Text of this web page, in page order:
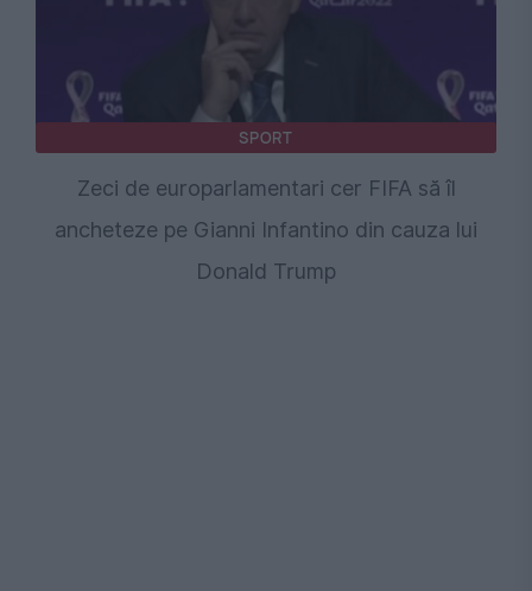
SPORT
Zeci de europarlamentari cer FIFA să îl
ancheteze pe Gianni Infantino din cauza lui
Donald Trump